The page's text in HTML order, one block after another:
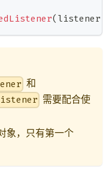
( listener
和
需要配合使
象，只有第一个